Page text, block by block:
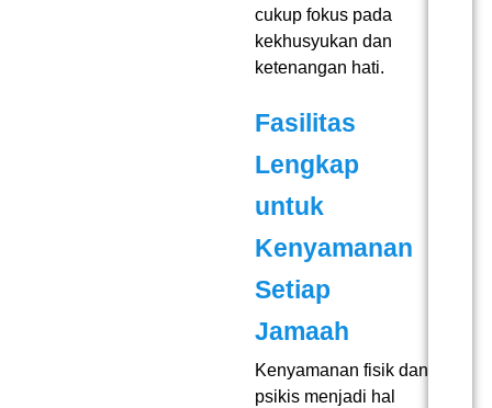
cukup fokus pada
kekhusyukan dan
ketenangan hati.
Fasilitas
Lengkap
untuk
Kenyamanan
Setiap
Jamaah
Kenyamanan fisik dan
psikis menjadi hal